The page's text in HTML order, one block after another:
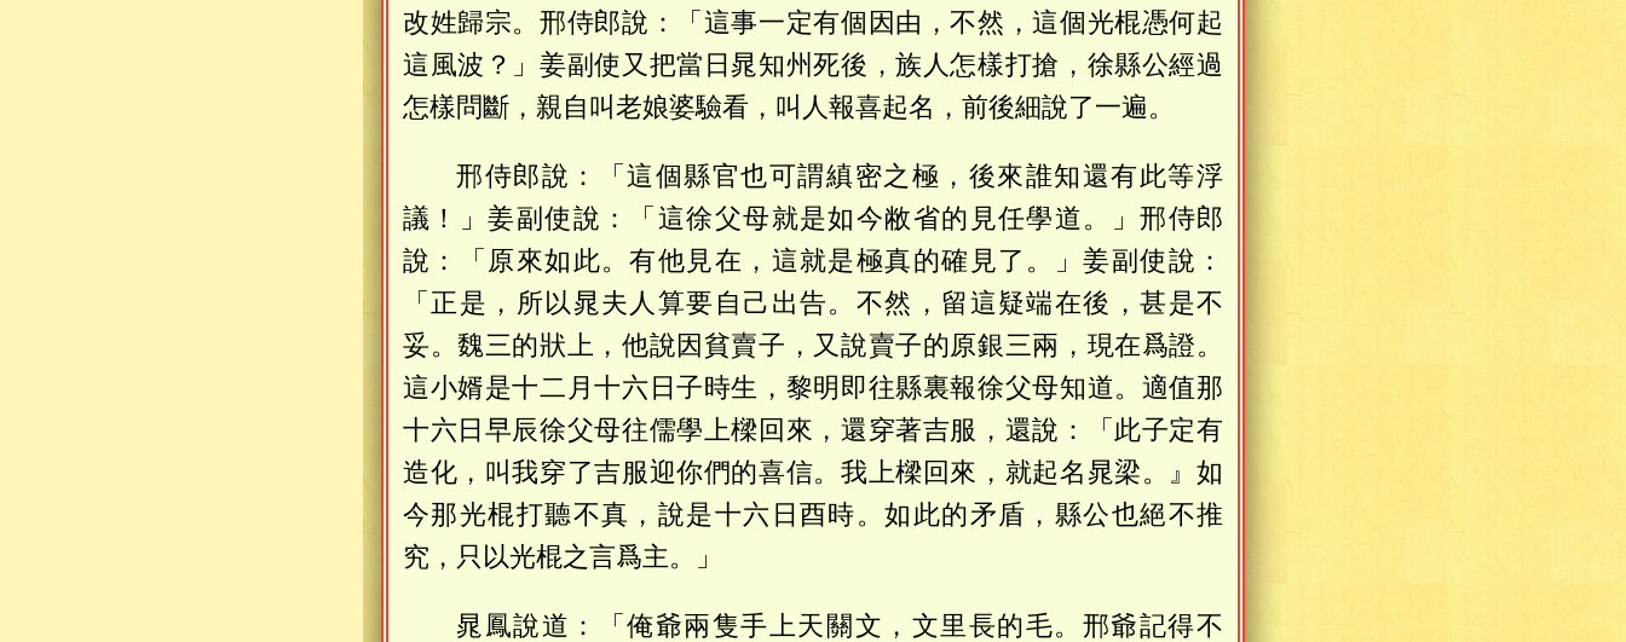
改姓歸宗。邢侍郎說：「這事一定有個因由，不然，這個光棍憑何起
這風波？」姜副使又把當日晁知州死後，族人怎樣打搶，徐縣公經過
怎樣問斷，親自叫老娘婆驗看，叫人報喜起名，前後細說了一遍。
邢侍郎說：「這個縣官也可謂縝密之極，後來誰知還有此等浮
議！」姜副使說：「這徐父母就是如今敝省的見任學道。」邢侍郎
說：「原來如此。有他見在，這就是極真的確見了。」姜副使說：
「正是，所以晁夫人算要自己出告。不然，留這疑端在後，甚是不
妥。魏三的狀上，他說因貧賣子，又說賣子的原銀三兩，現在爲證。
這小婿是十二月十六日子時生，黎明即往縣裏報徐父母知道。適值那
十六日早辰徐父母往儒學上樑回來，還穿著吉服，還說：「此子定有
造化，叫我穿了吉服迎你們的喜信。我上樑回來，就起名晁梁。』如
今那光棍打聽不真，說是十六日酉時。如此的矛盾，縣公也絕不推
究，只以光棍之言爲主。」
晁鳳說道：「俺爺兩隻手上天關文，文里長的毛。邢爺記得不